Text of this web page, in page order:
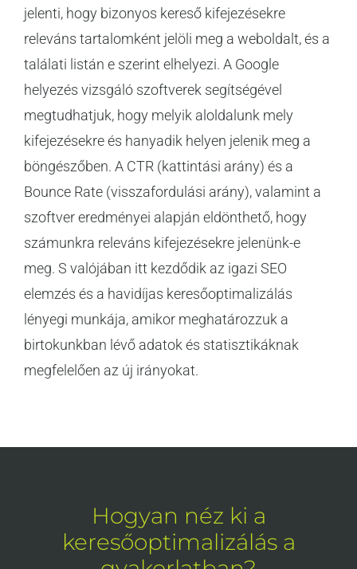
jelenti, hogy bizonyos kereső kifejezésekre
releváns tartalomként jelöli meg a weboldalt, és a
találati listán e szerint elhelyezi. A Google
helyezés vizsgáló szoftverek segítségével
megtudhatjuk, hogy melyik aloldalunk mely
kifejezésekre és hanyadik helyen jelenik meg a
böngészőben. A CTR (kattintási arány) és a
Bounce Rate (visszafordulási arány), valamint a
szoftver eredményei alapján eldönthető, hogy
számunkra releváns kifejezésekre jelenünk-e
meg. S valójában itt kezdődik az igazi SEO
elemzés és a havidíjas keresőoptimalizálás
lényegi munkája, amikor meghatározzuk a
birtokunkban lévő adatok és statisztikáknak
megfelelően az új irányokat.
Hogyan néz ki a
keresőoptimalizálás a